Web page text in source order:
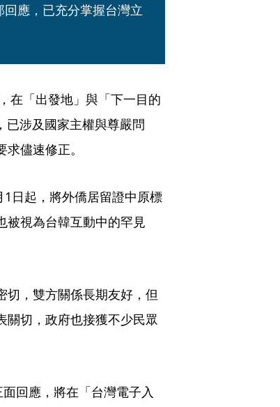
應，已充分掌握台灣立
在「出發地」與「下一目的
已涉及國家主權與尊嚴問
儘速修正。
日起，將外僑居留證中原標
被視為台韓互動中的罕見
切，雙方關係長期友好，但
關切，政府也接獲不少民眾
回應，將在「台灣電子入